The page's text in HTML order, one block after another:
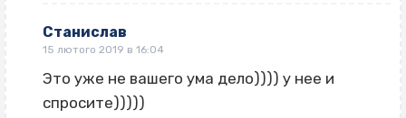
Станислав
15 лютого 2019 в 16:04
Это уже не вашего ума дело)))) у нее и
спросите)))))